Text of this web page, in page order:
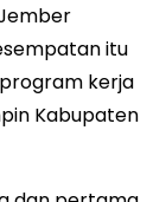
itu
kerja
Kabupaten